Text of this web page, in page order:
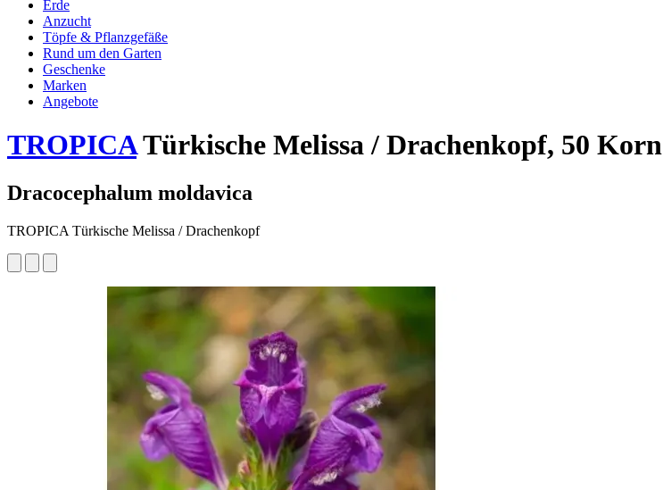
Erde
Anzucht
Töpfe & Pflanzgefäße
Rund um den Garten
Geschenke
Marken
Angebote
TROPICATürkische Melissa / Drachenkopf, 50 Korn
Dracocephalum moldavica
TROPICA Türkische Melissa / Drachenkopf